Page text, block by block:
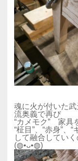
魂に火が付いた
流奥義で再び
“カメモク” 家具
“柾目”、“赤身”
して融合してい
(◍•ᴗ•◍)